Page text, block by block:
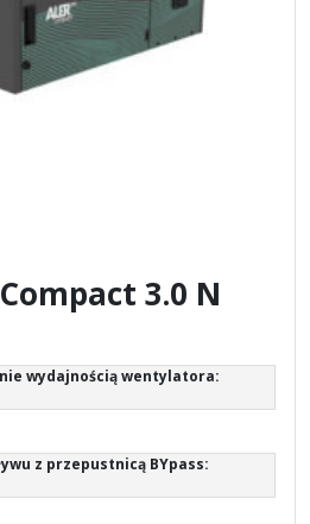
3.0 N
wydajnością wentylatora:
z przepustnicą BYpass: